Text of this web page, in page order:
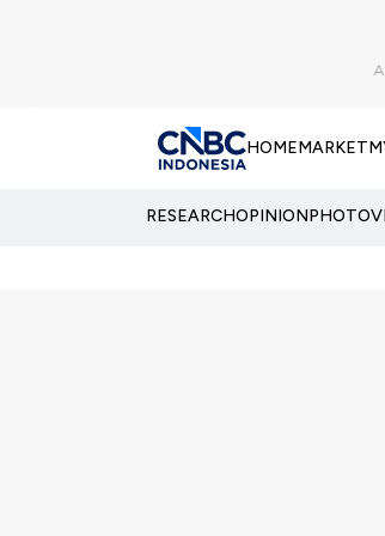
HOMEMARKET
RESEARCHOPINIONPHOTO